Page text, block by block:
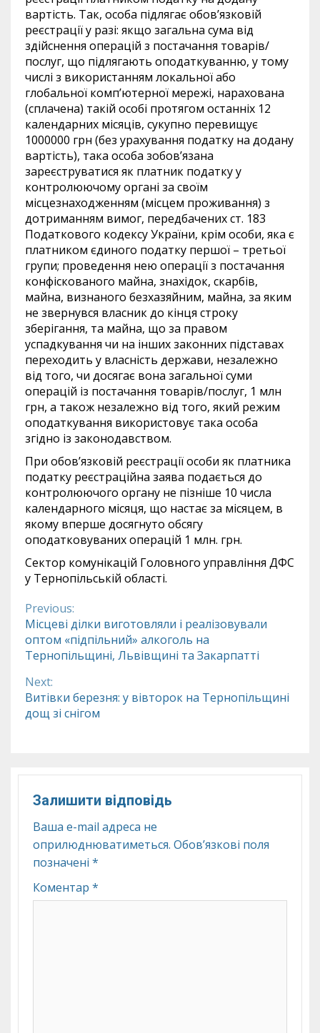
вартість. Так, особа підлягає обов’язковій
реєстрації у разі: якщо загальна сума від
здійснення операцій з постачання товарів/
послуг, що підлягають оподаткуванню, у тому
числі з використанням локальної або
глобальної комп’ютерної мережі, нарахована
(сплачена) такій особі протягом останніх 12
календарних місяців, сукупно перевищує
1000000 грн (без урахування податку на додану
вартість), така особа зобов’язана
зареєструватися як платник податку у
контролюючому органі за своїм
місцезнаходженням (місцем проживання) з
дотриманням вимог, передбачених ст. 183
Податкового кодексу України, крім особи, яка є
платником єдиного податку першої – третьої
групи; проведення нею операції з постачання
конфіскованого майна, знахідок, скарбів,
майна, визнаного безхазяйним, майна, за яким
не звернувся власник до кінця строку
зберігання, та майна, що за правом
успадкування чи на інших законних підставах
переходить у власність держави, незалежно
від того, чи досягає вона загальної суми
операцій із постачання товарів/послуг, 1 млн
грн, а також незалежно від того, який режим
оподаткування використовує така особа
згідно із законодавством.
При обов’язковій реєстрації особи як платника
податку реєстраційна заява подається до
контролюючого органу не пізніше 10 числа
календарного місяця, що настає за місяцем, в
якому вперше досягнуто обсягу
оподатковуваних операцій 1 млн. грн.
Сектор комунікацій Головного управління ДФС
у Тернопільській області.
Continue
Reading
Previous:
Місцеві ділки виготовляли і реалізовували
оптом «підпільний» алкоголь на
Тернопільщині, Львівщині та Закарпатті
Next:
Витівки березня: у вівторок на Тернопільщині
дощ зі снігом
Залишити відповідь
Ваша e-mail адреса не
оприлюднюватиметься. Обов’язкові поля
позначені *
Коментар *